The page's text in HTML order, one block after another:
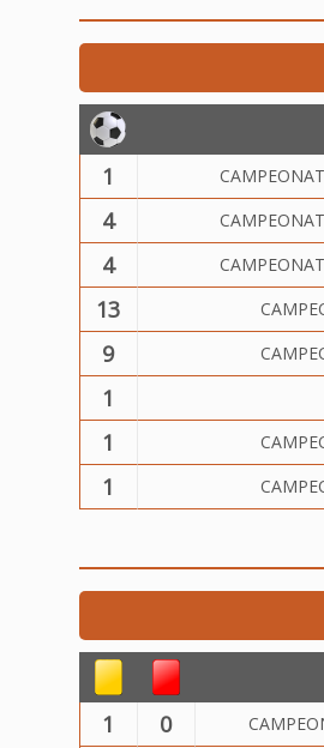
1
4
4
13
9
1
1
1
1 0